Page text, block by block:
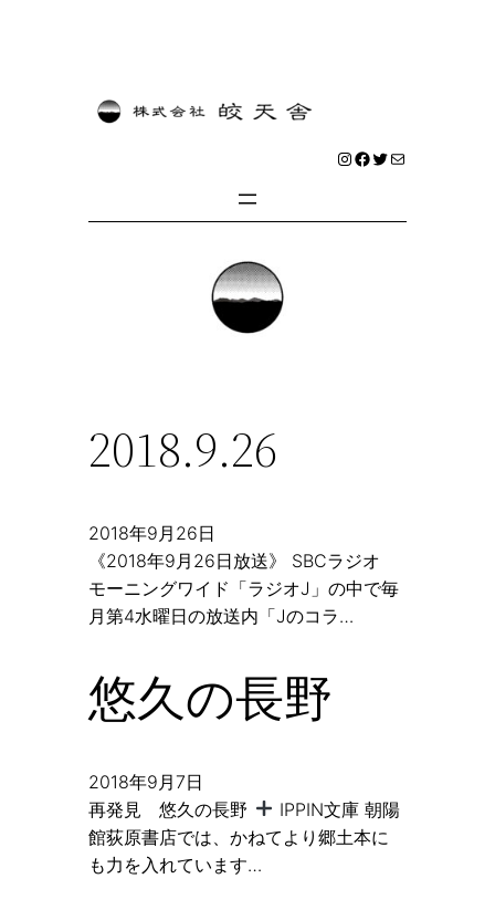
Instagram
Facebook
Twitter
メール
2018.9.26
2018年9月26日
《2018年9月26日放送》 SBCラジオ
モーニングワイド「ラジオJ」の中で毎
月第4水曜日の放送内「Jのコラ…
悠久の長野
2018年9月7日
再発見 悠久の長野
IPPIN文庫 朝陽
館荻原書店では、かねてより郷土本に
も力を入れています…